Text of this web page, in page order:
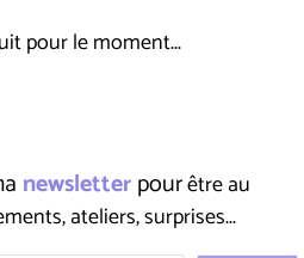
pour le moment...
newsletterpourêtre au
ateliers, surprises...